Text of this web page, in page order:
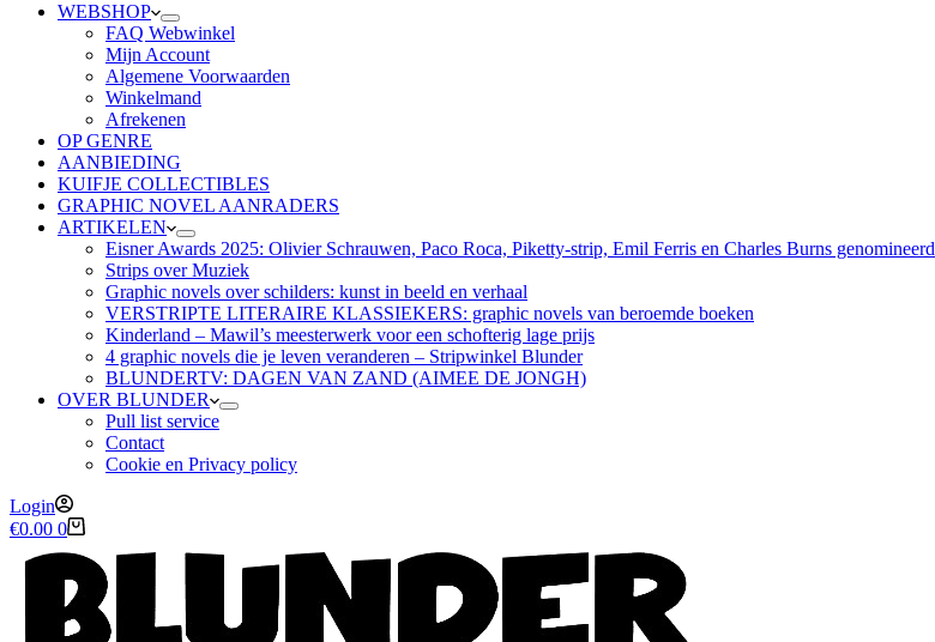
WEBSHOP
FAQ Webwinkel
Mijn Account
Algemene Voorwaarden
Winkelmand
Afrekenen
OP GENRE
AANBIEDING
KUIFJE COLLECTIBLES
GRAPHIC NOVEL AANRADERS
ARTIKELEN
Eisner Awards 2025: Olivier Schrauwen, Paco Roca, Piketty-strip, Emil Ferris en Charles Burns genomineerd
Strips over Muziek
Graphic novels over schilders: kunst in beeld en verhaal
VERSTRIPTE LITERAIRE KLASSIEKERS: graphic novels van beroemde boeken
Kinderland – Mawil’s meesterwerk voor een schofterig lage prijs
4 graphic novels die je leven veranderen – Stripwinkel Blunder
BLUNDERTV: DAGEN VAN ZAND (AIMEE DE JONGH)
OVER BLUNDER
Pull list service
Contact
Cookie en Privacy policy
Login
Winkelwagen
€0.00 0